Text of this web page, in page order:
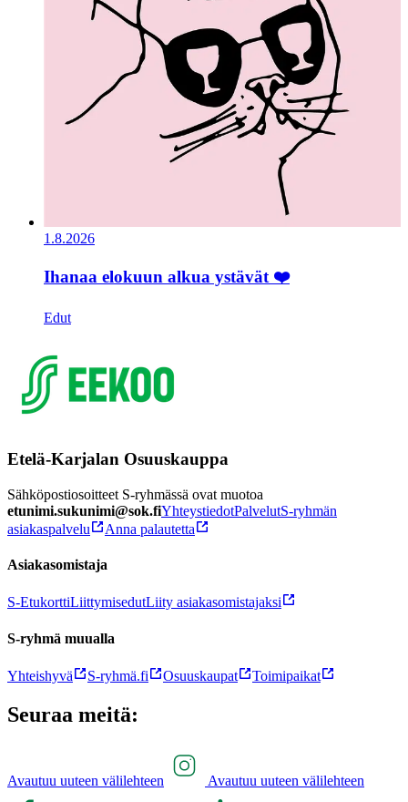
1.8.2026
Ihanaa elokuun alkua ystävät ❤️
Edut
Etelä-Karjalan Osuuskauppa
Sähköpostiosoitteet S-ryhmässä ovat muotoa
etunimi.sukunimi@sok.fiYhteystiedotPalvelutS-ryhmän
asiakaspalvelu
Anna palautetta
Asiakasomistaja
S-EtukorttiLiittymisedutLiity asiakasomistajaksi
S-ryhmä muualla
Yhteishyvä S-ryhmä.fi Osuuskaupat Toimipaikat
Seuraa meitä:
Avautuu uuteen välilehteen Avautuu uuteen välilehteen